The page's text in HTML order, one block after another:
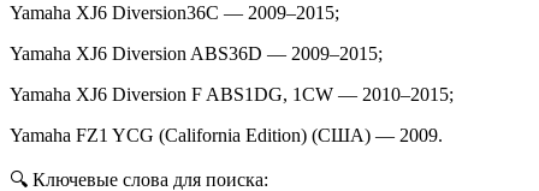
Yamaha XJ6 Diversion36C — 2009–2015;
Yamaha XJ6 Diversion ABS36D — 2009–2015;
Yamaha XJ6 Diversion F ABS1DG, 1CW — 2010–2015;
Yamaha FZ1 YCG (California Edition) (США) — 2009.
🔍 Ключевые слова для поиска: